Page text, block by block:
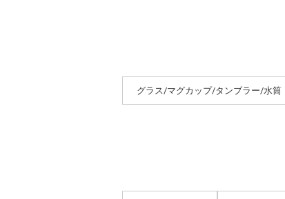
グラス/マグカップ/タンブラー/水筒